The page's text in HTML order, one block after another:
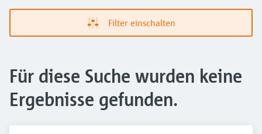
Filter einschalten
Für diese Suche wurden keine
Ergebnisse gefunden.